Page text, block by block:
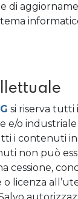
di
si riserva tutti
o industriale
i contenuti in
non può
cessione,
licenza